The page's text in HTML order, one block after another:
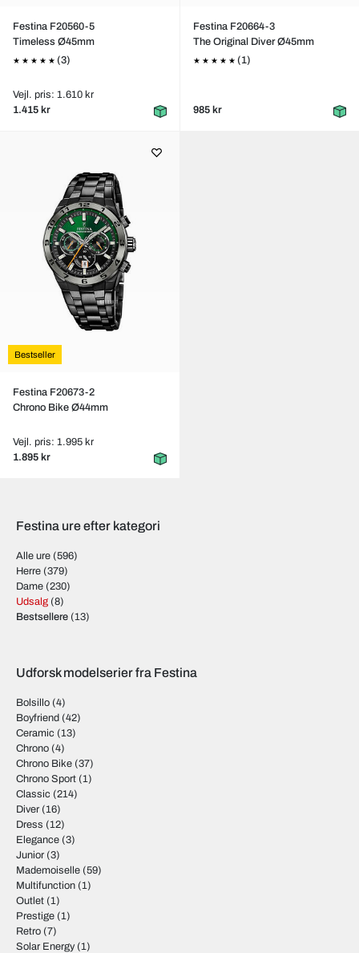
Festina F20560-5
Timeless Ø45mm
(3)
Vejl. pris: 1.610 kr
1.415 kr
Festina F20664-3
The Original Diver Ø45mm
(1)
985 kr
Bestseller
Festina F20673-2
Chrono Bike Ø44mm
Vejl. pris: 1.995 kr
1.895 kr
Festina ure efter kategori
Alle ure (596)
Herre (379)
Dame (230)
Udsalg (8)
Bestsellere (13)
Udforsk modelserier fra Festina
Bolsillo (4)
Boyfriend (42)
Ceramic (13)
Chrono (4)
Chrono Bike (37)
Chrono Sport (1)
Classic (214)
Diver (16)
Dress (12)
Elegance (3)
Junior (3)
Mademoiselle (59)
Multifunction (1)
Outlet (1)
Prestige (1)
Retro (7)
Solar Energy(1)